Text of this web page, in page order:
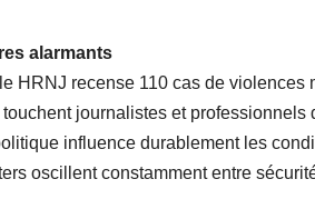
alarmants
HRNJ recense 110 cas de violences
journalistes et professionnels
influence durablement les
oscillent constamment entre